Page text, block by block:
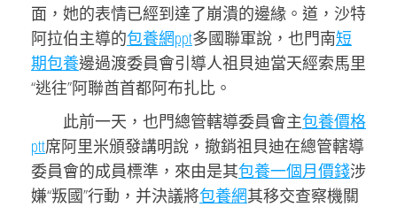
面，她的表情已經到達了崩潰的邊緣。道，沙特
阿拉伯主導的包養網ppt多國聯軍說，也門南短
期包養邊過渡委員會引導人祖貝迪當天經索馬里
“逃往”阿聯酋首都阿布扎比。
此前一天，也門總管轄導委員會主包養價格
ptt席阿里米頒發講明說，撤銷祖貝迪在總管轄導
委員會的成員標準，來由是其包養一個月價錢涉
嫌“叛國”行動，并決議將包養網其移交查察機關